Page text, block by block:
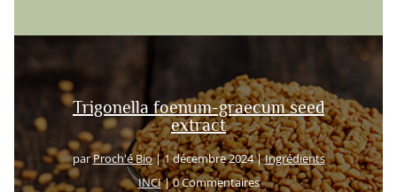
Trigonella foenum-graecum seed
extract
parProch'é Bio|1 décembre 2024|Ingrédients
INCI| 0 Commentaires